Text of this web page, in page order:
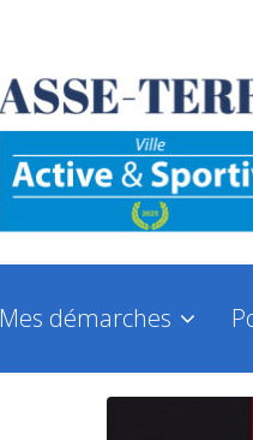
Mes démarches